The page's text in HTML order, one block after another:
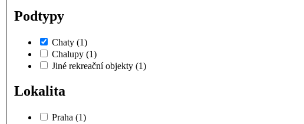
Podtypy
Chaty (1)
Chalupy (1)
Jiné rekreační objekty (1)
Lokalita
Praha (1)